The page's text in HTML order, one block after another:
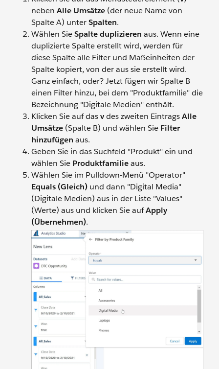
neben Alle Umsätze (der neue Name von
Spalte A) unterSpalten.
Wählen SieSpalte duplizieren aus. Wenn eine
duplizierte Spalte erstellt wird, werden für
diese Spalte alle Filter und Maßeinheiten der
Spalte kopiert, von der aus sie erstellt wird.
Ganz einfach, oder? Jetzt fügen wir Spalte B
einen Filter hinzu, bei dem "Produktfamilie" die
Bezeichnung "Digitale Medien" enthält.
Klicken Sie auf dasvdes zweiten EintragsAlle
Umsätze (Spalte B) und wählen Sie Filter
hinzufügen aus.
Geben Sie in das Suchfeld "Produkt" ein und
wählen Sie Produktfamilieaus.
Wählen Sie im Pulldown-Menü "Operator"
Equals (Gleich) und dann "Digital Media"
(Digitale Medien) aus in der Liste "Values"
(Werte) aus und klicken Sie aufApply
(Übernehmen).